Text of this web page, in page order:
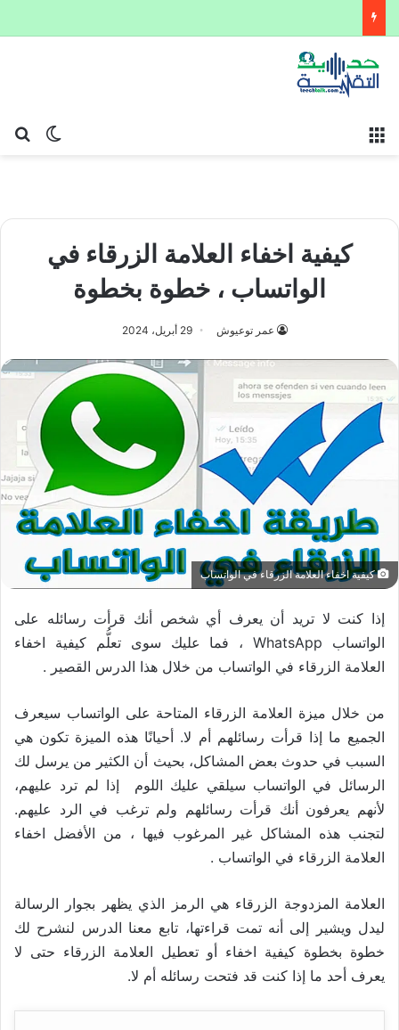
الوضع
كيفية اخفاء العلامة الزرقاء في
الواتساب ، خطوة بخطوة
عمر توعيوش 29 أبريل، 2024
كيفية اخفاء العلامة الزرقاء في الواتساب
إذا كنت لا تريد أن يعرف أي شخص أنك قرأت رسائله على
الواتساب WhatsApp ، فما عليك سوى تعلُّم كيفية اخفاء
العلامة الزرقاء في الواتساب من خلال هذا الدرس القصير .
من خلال ميزة العلامة الزرقاء المتاحة على الواتساب سيعرف
الجميع ما إذا قرأت رسائلهم أم لا. أحيانًا هذه الميزة تكون هي
السبب في حدوث بعض المشاكل، بحيث أن الكثير من يرسل لك
الرسائل في الواتساب سيلقي عليك اللوم إذا لم ترد عليهم،
لأنهم يعرفون أنك قرأت رسائلهم ولم ترغب في الرد عليهم.
لتجنب هذه المشاكل غير المرغوب فيها ، من الأفضل اخفاء
العلامة الزرقاء في الواتساب .
العلامة المزدوجة الزرقاء هي الرمز الذي يظهر بجوار الرسالة
ليدل ويشير إلى أنه تمت قراءتها، تابع معنا الدرس لنشرح لك
خطوة بخطوة كيفية اخفاء أو تعطيل العلامة الزرقاء حتى لا
يعرف أحد ما إذا كنت قد فتحت رسائله أم لا.